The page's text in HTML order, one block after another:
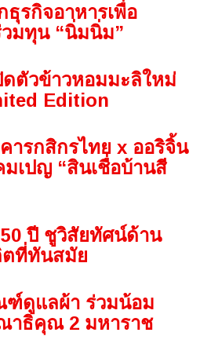
ธุรกิจอาหารเพื่อ
มทุน “นิ่มนิ่ม”
ดตัวข้าวหอมมะลิใหม่
Edition
ารกสิกรไทย x ออริจิ้น
เปญ “สินเชื่อบ้านสี
ปี ชูวิสัยทัศน์ด้าน
ตที่ทันสมัย
ฑ์ดูแลผ้า ร่วมน้อม
าธิคุณ 2 มหาราช